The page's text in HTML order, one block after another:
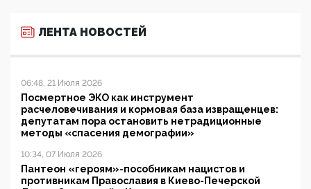
ЛЕНТА НОВОСТЕЙ
06:48, 21 Июля 2026
Посмертное ЭКО как инструмент
расчеловечивания и кормовая база извращенцев:
депутатам пора остановить нетрадиционные
методы «спасения демографии»
10:34, 07 Июля 2026
Пантеон «героям»-пособникам нацистов и
противникам Православия в Киево-Печерской